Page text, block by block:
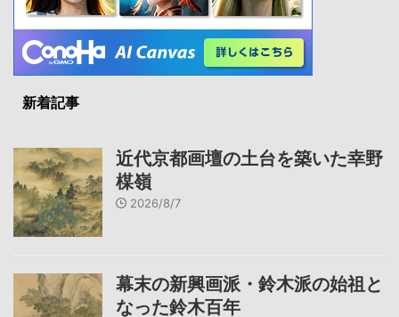
新着記事
近代京都画壇の土台を築いた幸野
楳嶺
2026/8/7
幕末の新興画派・鈴木派の始祖と
なった鈴木百年